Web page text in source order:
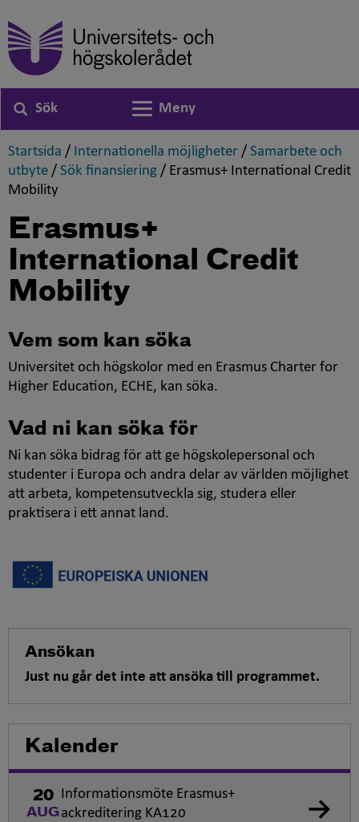
Sök
Växla navigering
Meny
Startsida ,
/ Internationella möjligheter ,
/ Samarbete och
utbyte ,
/ Sök finansiering ,
/ Erasmus+ International Credit
Mobility
Erasmus+
International Credit
Mobility
Vem som kan söka
Universitet och högskolor med en Erasmus Charter for
Higher Education, ECHE, kan söka.
Vad ni kan söka för
Ni kan söka bidrag för att ge högskolepersonal och
studenter i Europa och andra delar av världen möjlighet
att arbeta, kompetensutveckla sig, studera eller
praktisera i ett annat land.
Ansökan
Just nu går det inte att ansöka till programmet.
Kalender
20
AUG
Informationsmöte Erasmus+
ackreditering KA120